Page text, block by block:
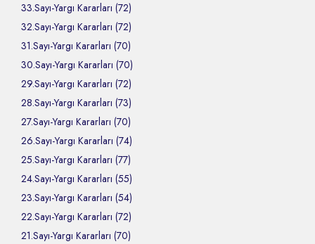
33.Sayı-Yargı Kararları (72)
32.Sayı-Yargı Kararları (72)
31.Sayı-Yargı Kararları (70)
30.Sayı-Yargı Kararları (70)
29.Sayı-Yargı Kararları (72)
28.Sayı-Yargı Kararları (73)
27.Sayı-Yargı Kararları (70)
26.Sayı-Yargı Kararları (74)
25.Sayı-Yargı Kararları (77)
24.Sayı-Yargı Kararları (55)
23.Sayı-Yargı Kararları (54)
22.Sayı-Yargı Kararları (72)
21.Sayı-Yargı Kararları (70)